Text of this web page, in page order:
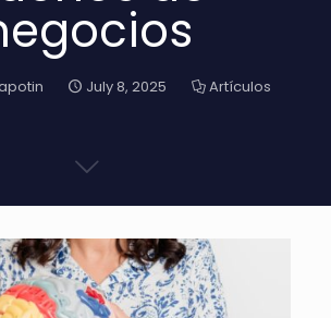
July 8, 2025 Artículos